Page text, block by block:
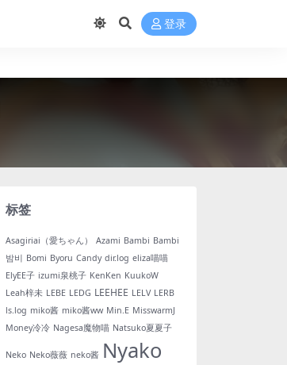
登录
标签
Asagiriai（愛ちゃん） Azami Bambi Bambi
밤비 Bomi Byoru Candy dir.log eliza喵喵
ElyEE子 izumi泉桃子 KenKen KuukoW
Leah梓未 LEBE LEDG LEEHEE LELV LERB
ls.log miko酱 miko酱ww Min.E MisswarmJ
Money冷冷 Nagesa魔物喵 Natsuko夏夏子
Neko Neko薇薇 neko酱 Nyako